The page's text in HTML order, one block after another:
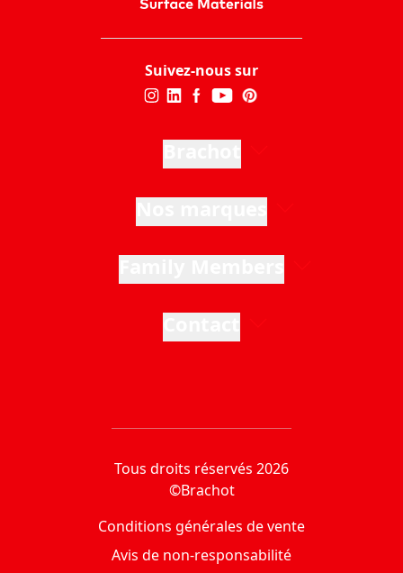
Suivez-nous sur
Tous droits réservés 2026
©Brachot
Conditions générales de vente
Avis de non-responsabilité